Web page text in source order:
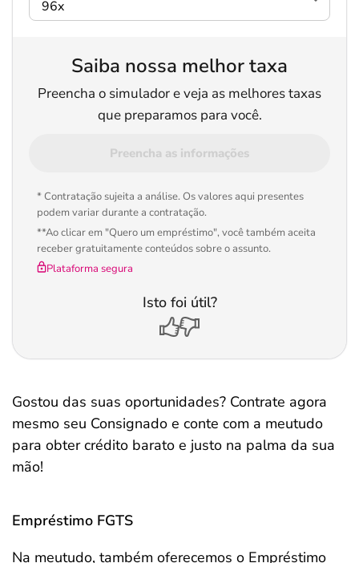
Saiba nossa melhor taxa
Preencha o simulador e veja as melhores taxas
que preparamos para você.
Preencha as informações
* Contratação sujeita a análise. Os valores aqui presentes
podem variar durante a contratação.
**Ao clicar em "Quero um empréstimo", você também aceita
receber gratuitamente conteúdos sobre o assunto.
Plataforma segura
Isto foi útil?
Gostou das suas oportunidades? Contrate agora
mesmo seu Consignado e conte com a meutudo
para obter crédito barato e justo na palma da sua
mão!
Empréstimo FGTS
Na meutudo, também oferecemos o Empréstimo